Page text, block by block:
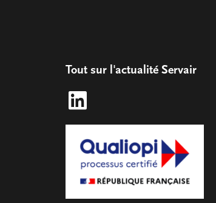
Tout sur l'actualité Servair